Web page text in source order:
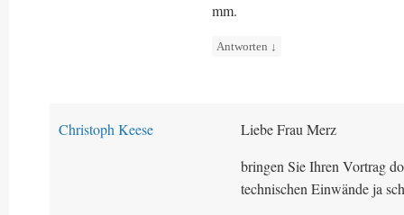
mm.
Antworten ↓
Christoph Keese
Liebe Frau Merz
bringen Sie Ihren Vortrag
technischen Einwände ja